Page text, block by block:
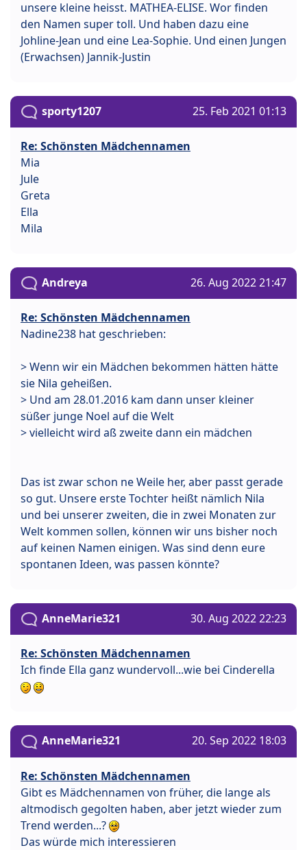
unsere kleine heisst. MATHEA-ELISE. Wor finden
den Namen super toll. Und haben dazu eine
Johline-Jean und eine Lea-Sophie. Und einen Jungen
(Erwachsen) Jannik-Justin
sporty1207 25. Feb 2021 01:13
Re: Schönsten Mädchennamen
Mia
Jule
Greta
Ella
Mila
Andreya 26. Aug 2022 21:47
Re: Schönsten Mädchennamen
Nadine238 hat geschrieben:
> Wenn wir ein Mädchen bekommen hätten hätte
sie Nila geheißen.
> Und am 28.01.2016 kam dann unser kleiner
süßer junge Noel auf die Welt
> vielleicht wird aß zweite dann ein mädchen
Das ist zwar schon ne Weile her, aber passt gerade
so gut. Unsere erste Tochter heißt nämlich Nila
und bei unserer zweiten, die in zwei Monaten zur
Welt kommen sollen, können wir uns bisher noch
auf keinen Namen einigen. Was sind denn eure
spontanen Ideen, was passen könnte?
AnneMarie321 30. Aug 2022 22:23
Re: Schönsten Mädchennamen
Ich finde Ella ganz wundervoll...wie bei Cinderella
AnneMarie321 20. Sep 2022 18:03
Re: Schönsten Mädchennamen
Gibt es Mädchennamen von früher, die lange als
altmodisch gegolten haben, aber jetzt wieder zum
Trend werden...?
Das würde mich interessieren